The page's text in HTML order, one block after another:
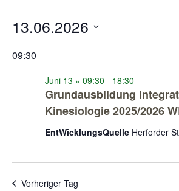
13.06.2026
wählen.
09:30
Grundausbildung
Kinesiologie 2025/2026
Juni 13 » 09:30 - 18:30
EntWicklungsQuelle Herforder
Vorheriger Tag